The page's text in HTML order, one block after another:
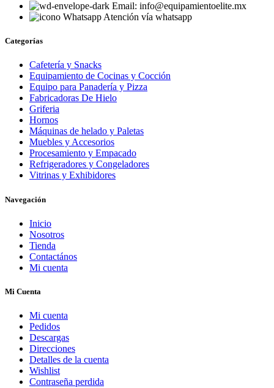
Email: info@equipamientoelite.mx
Atención vía whatsapp
Categorías
Cafetería y Snacks
Equipamiento de Cocinas y Cocción
Equipo para Panadería y Pizza
Fabricadoras De Hielo
Griferia
Hornos
Máquinas de helado y Paletas
Muebles y Accesorios
Procesamiento y Empacado
Refrigeradores y Congeladores
Vitrinas y Exhibidores
Navegación
Inicio
Nosotros
Tienda
Contactános
Mi cuenta
Mi Cuenta
Mi cuenta
Pedidos
Descargas
Direcciones
Detalles de la cuenta
Wishlist
Contraseña perdida